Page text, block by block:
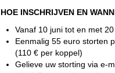
HOE INSCHRIJVEN EN
Vanaf 10 juni tot en met
Eenmalig 55 euro storten
(110 € per koppel)
Gelieve uw storting via e-